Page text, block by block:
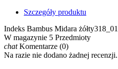
Szczegóły produktu
Indeks Bambus Midara żółty318_01
W magazynie 5 Przedmioty
chatKomentarze (0)
Na razie nie dodano żadnej recenzji.